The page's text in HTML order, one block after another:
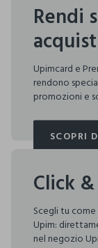
Rendi
Upimcard e
rendono
promozioni e
SCOPRI
SCOPRI
Click
Scegli tu
Upim:
nel negozio